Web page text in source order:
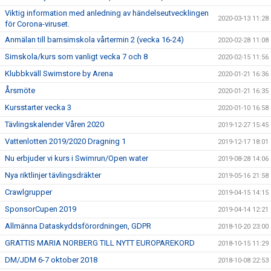
Viktig information med anledning av händelseutvecklingen
för Corona-viruset.
2020-03-13 11:28
Anmälan till barnsimskola vårtermin 2 (vecka 16-24) 2020-02-28 11:08
Simskola/kurs som vanligt vecka 7 och 8 2020-02-15 11:56
Klubbkväll Swimstore by Arena 2020-01-21 16:36
Årsmöte 2020-01-21 16:35
Kursstarter vecka 3 2020-01-10 16:58
Tävlingskalender Våren 2020 2019-12-27 15:45
Vattenlotten 2019/2020 Dragning 1 2019-12-17 18:01
Nu erbjuder vi kurs i Swimrun/Open water 2019-08-28 14:06
Nya riktlinjer tävlingsdräkter 2019-05-16 21:58
Crawlgrupper 2019-04-15 14:15
SponsorCupen 2019 2019-04-14 12:21
Allmänna Dataskyddsförordningen, GDPR 2018-10-20 23:00
GRATTIS MARIA NORBERG TILL NYTT EUROPAREKORD 2018-10-15 11:29
DM/JDM 6-7 oktober 2018 2018-10-08 22:53